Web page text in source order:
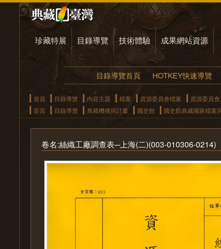
珍藏特展 目錄導覽 技術體驗 成果網站資源
目錄導覽首頁 HOTKEY快速導覽
首頁 目錄導覽 內容主題 檔案 資源委員會檔案
資源委員
首頁
目錄導覽 典藏機構與計畫 國史館 國史館典藏國家檔案
卷名:絲織工廠調查表─上海(二)(003-010306-0214)